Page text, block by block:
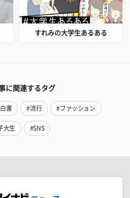
すれみの大学生あるある
に関連するタグ
書 #流行 #ファッション
大生 #SNS